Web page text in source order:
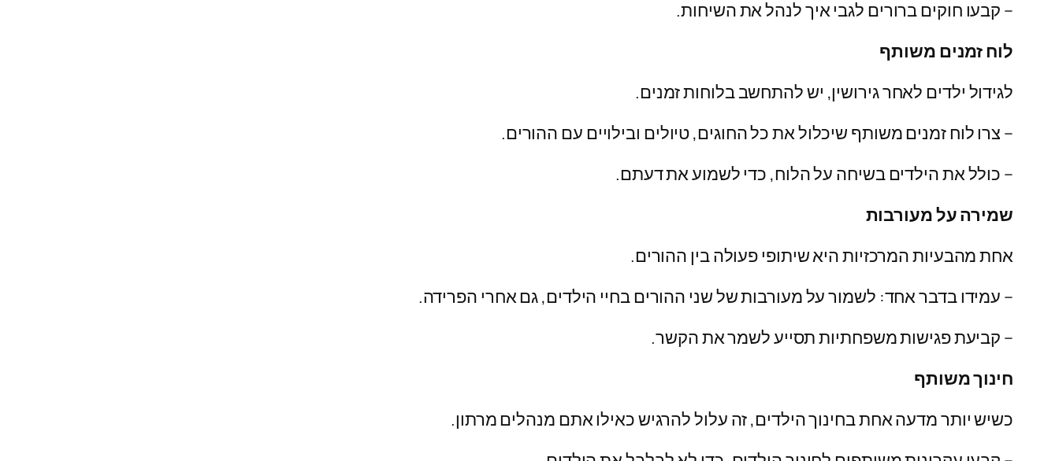
– קבעו חוקים ברורים לגבי איך לנהל את השיחות.
לוח זמנים משותף
לגידול ילדים לאחר גירושין, יש להתחשב בלוחות זמנים.
– צרו לוח זמנים משותף שיכלול את כל החוגים, טיולים ובילויים עם ההורים.
– כולל את הילדים בשיחה על הלוח, כדי לשמוע את דעתם.
שמירה על מעורבות
אחת מהבעיות המרכזיות היא שיתופי פעולה בין ההורים.
– עמידו בדבר אחד: לשמור על מעורבות של שני ההורים בחיי הילדים, גם אחרי הפרידה.
– קביעת פגישות משפחתיות תסייע לשמר את הקשר.
חינוך משותף
כשיש יותר מדעה אחת בחינוך הילדים, זה עלול להרגיש כאילו אתם מנהלים מרתון.